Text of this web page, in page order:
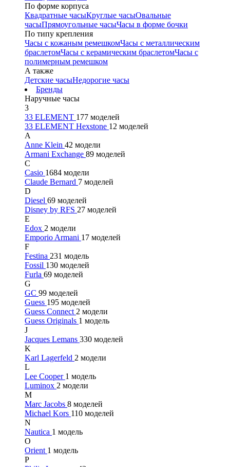
По форме корпуса
Квадратные часыКруглые часыОвальные
часыПрямоугольные часыЧасы в форме бочки
По типу крепления
Часы с кожаным ремешкомЧасы с металлическим
браслетомЧасы с керамическим браслетомЧасы с
полимерным ремешком
А также
Детские часыНедорогие часы
Бренды
Наручные часы
3
33 ELEMENT 177 моделей
33 ELEMENT Hexstone 12 моделей
A
Anne Klein 42 модели
Armani Exchange 89 моделей
C
Casio 1684 модели
Claude Bernard 7 моделей
D
Diesel 69 моделей
Disney by RFS 27 моделей
E
Edox 2 модели
Emporio Armani 17 моделей
F
Festina 231 модель
Fossil 130 моделей
Furla 69 моделей
G
GC 99 моделей
Guess 195 моделей
Guess Connect 2 модели
Guess Originals 1 модель
J
Jacques Lemans 330 моделей
K
Karl Lagerfeld 2 модели
L
Lee Cooper 1 модель
Luminox 2 модели
M
Marc Jacobs 8 моделей
Michael Kors 110 моделей
N
Nautica 1 модель
O
Orient 1 модель
P